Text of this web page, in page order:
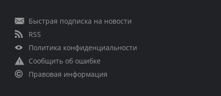
Быстрая подписка на новости
RSS
Политика конфиденциальности
Сообщить об ошибке
Правовая информация